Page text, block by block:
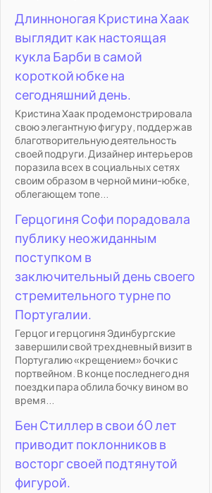
Длинноногая Кристина Хаак
выглядит как настоящая
кукла Барби в самой
короткой юбке на
сегодняшний день.
Кристина Хаак продемонстрировала
свою элегантную фигуру, поддержав
благотворительную деятельность
своей подруги. Дизайнер интерьеров
поразила всех в социальных сетях
своим образом в черной мини-юбке,
облегающем топе...
Герцогиня Софи порадовала
публику неожиданным
поступком в
заключительный день своего
стремительного турне по
Португалии.
Герцог и герцогиня Эдинбургские
завершили свой трехдневный визит в
Португалию «крещением» бочки с
портвейном. В конце последнего дня
поездки пара облила бочку вином во
время...
Бен Стиллер в свои 60 лет
приводит поклонников в
восторг своей подтянутой
фигурой.